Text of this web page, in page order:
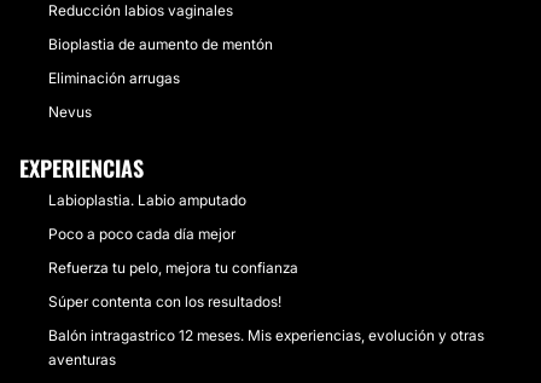
Reducción labios vaginales
Bioplastia de aumento de mentón
Eliminación arrugas
Nevus
EXPERIENCIAS
Labioplastia. Labio amputado
Poco a poco cada día mejor
Refuerza tu pelo, mejora tu confianza
Súper contenta con los resultados!
Balón intragastrico 12 meses. Mis experiencias, evolución y otras
aventuras